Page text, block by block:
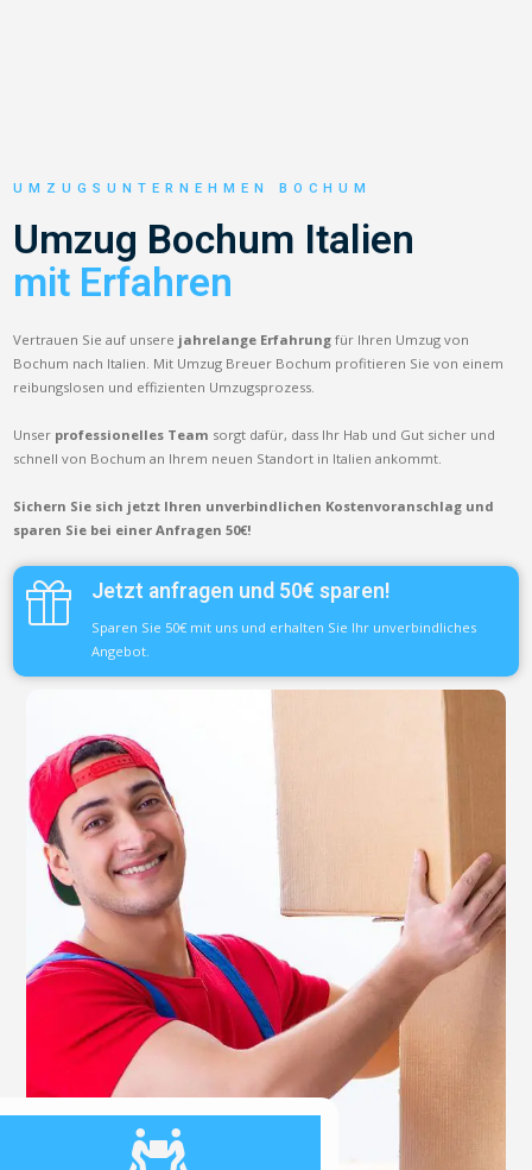
UMZUGSUNTERNEHMEN BOCHUM
Umzug Bochum Italien
mit Erfahren
Vertrauen Sie auf unsere jahrelange Erfahrung für Ihren Umzug von
Bochum nach Italien. Mit Umzug Breuer Bochum profitieren Sie von einem
reibungslosen und effizienten Umzugsprozess.
Unser professionelles Team sorgt dafür, dass Ihr Hab und Gut sicher und
schnell von Bochum an Ihrem neuen Standort in Italien ankommt.
Sichern Sie sich jetzt Ihren unverbindlichen Kostenvoranschlag und
sparen Sie bei einer Anfragen 50€!
Jetzt anfragen und 50€ sparen!
Sparen Sie 50€ mit uns und erhalten Sie Ihr unverbindliches
Angebot.